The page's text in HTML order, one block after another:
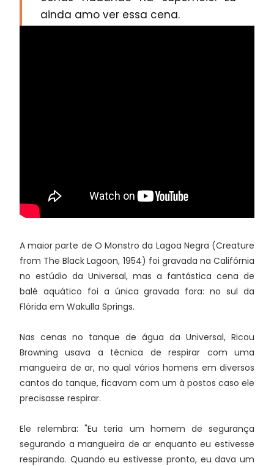
ainda amo ver essa cena.
A maior parte de O Monstro da Lagoa Negra (Creature
from The Black Lagoon, 1954) foi gravada na Califórnia
no estúdio da Universal, mas a fantástica cena de
balé aquático foi a única gravada fora: no sul da
Flórida em Wakulla Springs.
Nas cenas no tanque de água da Universal, Ricou
Browning usava a técnica de respirar com uma
mangueira de ar, no qual vários homens em diversos
cantos do tanque, ficavam com um à postos caso ele
precisasse respirar.
Ele relembra: "Eu teria um homem de segurança
segurando a mangueira de ar enquanto eu estivesse
respirando. Quando eu estivesse pronto, eu dava um